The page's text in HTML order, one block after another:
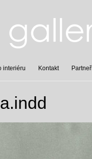
interiéru Kontakt